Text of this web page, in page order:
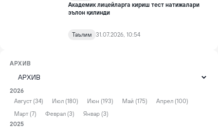
Академик лицейларга кириш тест натижалари
эълон қилинди
Таълим 31.07.2026, 10:54
АРХИВ
2026
Август (34)
Июл (180) Июн (193) Май (175)
Апрел (100)
Март (7)
Феврал (3)
Январ (3)
2025